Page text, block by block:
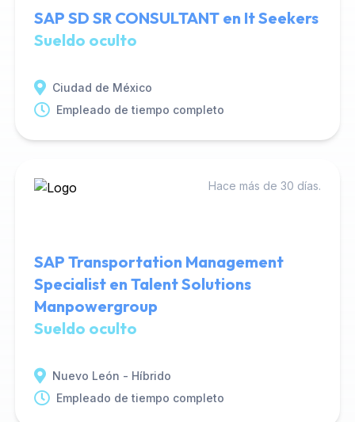
SAP SD SR CONSULTANT en It Seekers
Sueldo oculto
Ciudad de México
Empleado de tiempo completo
Hace más de 30 días.
SAP Transportation Management
Specialist en Talent Solutions
Manpowergroup
Sueldo oculto
Nuevo León - Híbrido
Empleado de tiempo completo